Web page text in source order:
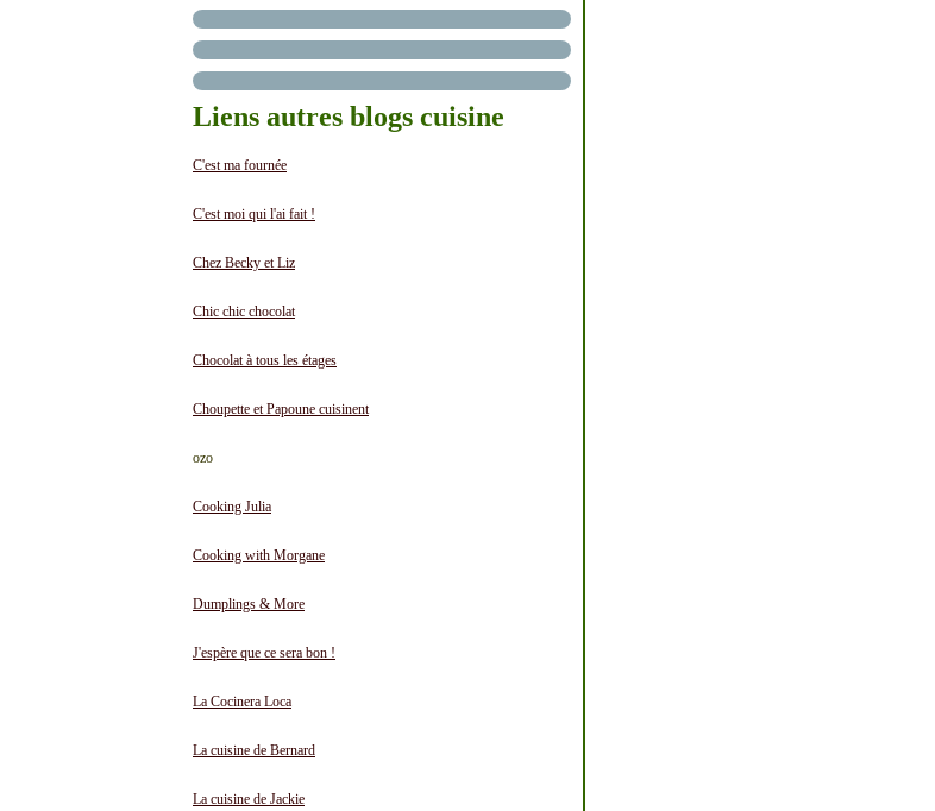
Liens autres blogs cuisine
C'est ma fournée
C'est moi qui l'ai fait !
Chez Becky et Liz
Chic chic chocolat
Chocolat à tous les étages
Choupette et Papoune cuisinent
ozo
Cooking Julia
Cooking with Morgane
Dumplings & More
J'espère que ce sera bon !
La Cocinera Loca
La cuisine de Bernard
La cuisine de Jackie